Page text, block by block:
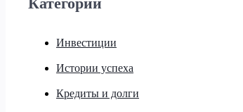
Инвестиции
Истории успеха
Кредиты и долги